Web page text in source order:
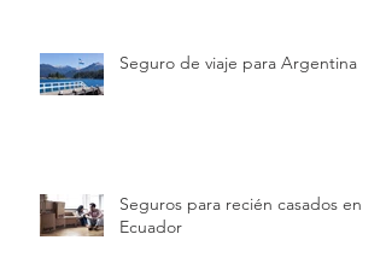
Seguro de viaje para Argentina
Seguros para recién casados en
Ecuador